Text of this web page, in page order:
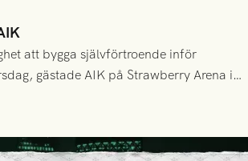
att bygga självförtroende inför
gästade AIK på Strawberry Arena i
konstant hotande i första halvlek av